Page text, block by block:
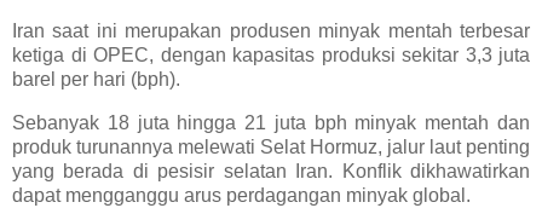
Iran saat ini merupakan produsen minyak mentah terbesar
ketiga di OPEC, dengan kapasitas produksi sekitar 3,3 juta
barel per hari (bph).
Sebanyak 18 juta hingga 21 juta bph minyak mentah dan
produk turunannya melewati Selat Hormuz, jalur laut penting
yang berada di pesisir selatan Iran. Konflik dikhawatirkan
dapat mengganggu arus perdagangan minyak global.